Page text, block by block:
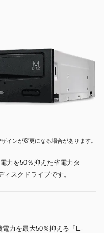
インが変更になる場合があります。
力を50％抑えた省電力タ
スクドライブです。
電力を最大50％抑える「E-